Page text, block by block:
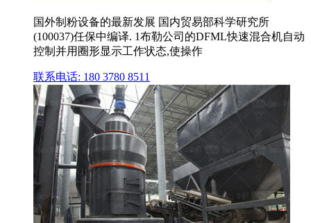
国外制粉设备的最新发展 国内贸易部科学研究所
(100037)任保中编译. 1布勒公司的DFML快速混合机自动
控制并用圈形显示工作状态,使操作
联系电话: 180 3780 8511